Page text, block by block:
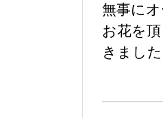
無事に
お花を
きまし